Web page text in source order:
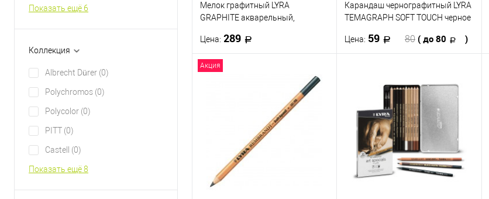
Показать ещё 6
Коллекция
Albrecht Dürer (0)
Polychromos (0)
Polycolor (0)
PITT (0)
Castell (0)
Показать ещё 8
Мелок графитный LYRA
GRAPHITE акварельный,
Цена: 289
К сравнению
6B
Карандаш чернографитный LYRA
TEMAGRAPH SOFT TOUCH черное
Цена: 59 80 ( до 80 )
Купить в 1 клик
В избранное
В наличии
Твёрдость
2B B
Акция